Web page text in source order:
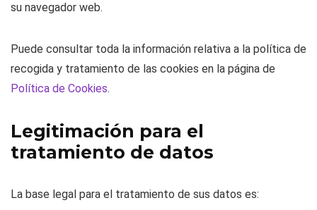
su navegador web.
Puede consultar toda la información relativa a la política de
recogida y tratamiento de las cookies en la página de
Política de Cookies.
Legitimación para el
tratamiento de datos
La base legal para el tratamiento de sus datos es: